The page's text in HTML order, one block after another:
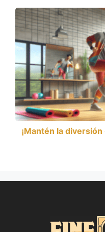
¡Mantén la